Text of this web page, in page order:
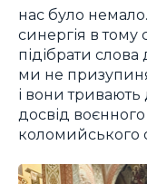
нас було немало.
синергія в тому
підібрати
ми не
і вони
досвід воєнного
коломийського